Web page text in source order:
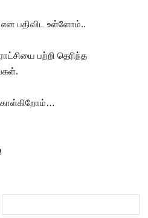
என பதிவிட உள்ளோம்..
பற்றி தெரிந்த